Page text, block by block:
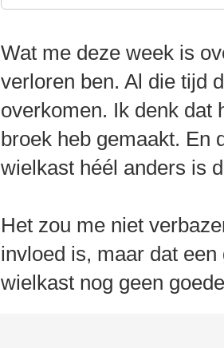
Wat me deze week is
verloren ben. Al die tijd
overkomen. Ik denk dat
broek heb gemaakt. En
wielkast héél anders is
Het zou me niet
invloed is, maar dat
wielkast nog geen